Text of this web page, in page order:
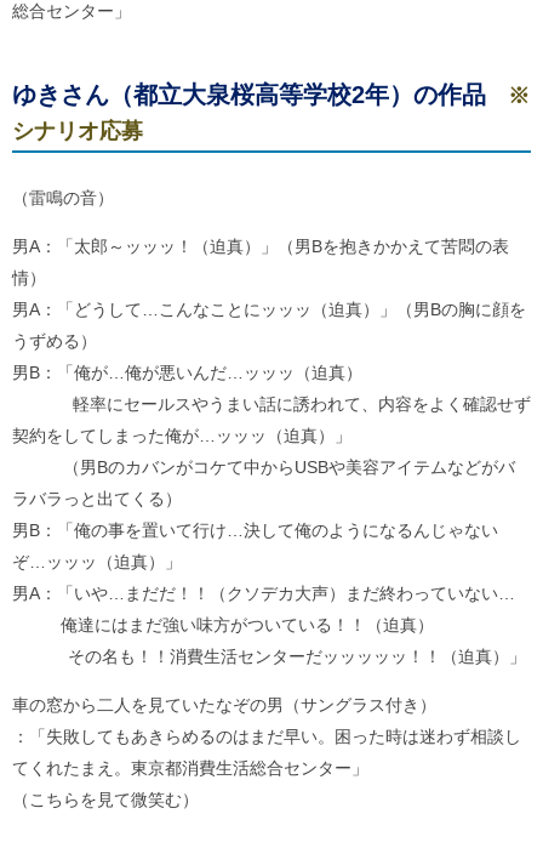
総合センター」
ゆきさん（都立大泉桜高等学校2年）の作品
※
シナリオ応募
（雷鳴の音）
男A：「太郎～ッッッ！（迫真）」（男Bを抱きかかえて苦悶の表
情）
男A：「どうして…こんなことにッッッ（迫真）」（男Bの胸に顔を
うずめる）
男B：「俺が…俺が悪いんだ…ッッッ（迫真）
軽率にセールスやうまい話に誘われて、内容をよく確認せず
契約をしてしまった俺が…ッッッ（迫真）」
（男Bのカバンがコケて中からUSBや美容アイテムなどがバ
ラバラっと出てくる）
男B：「俺の事を置いて行け…決して俺のようになるんじゃない
ぞ…ッッッ（迫真）」
男A：「いや…まだだ！！（クソデカ大声）まだ終わっていない…
俺達にはまだ強い味方がついている！！（迫真）
その名も！！消費生活センターだッッッッッ！！（迫真）」
車の窓から二人を見ていたなぞの男（サングラス付き）
：「失敗してもあきらめるのはまだ早い。困った時は迷わず相談し
てくれたまえ。東京都消費生活総合センター」
（こちらを見て微笑む）